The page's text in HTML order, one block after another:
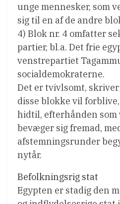
unge mennesker, som
sig til en af de andre
4) Blok nr. 4 omfatter
partier, bl.a. Det frie
venstrepartiet
socialdemokraterne.
Det er tvivlsomt, skriver
disse blokke vil
hidtil, efterhånden som
bevæger sig fremad,
afstemningsrunder
nytår.
Befolkningsrig stat
Egypten er stadig den